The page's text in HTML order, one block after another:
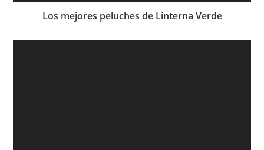
Los mejores peluches de Linterna Verde